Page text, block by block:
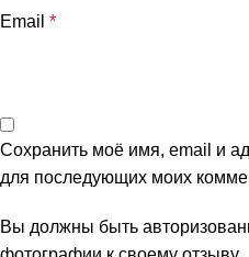
Email *
Сохранить моё имя, email и
для последующих моих
Вы должны быть